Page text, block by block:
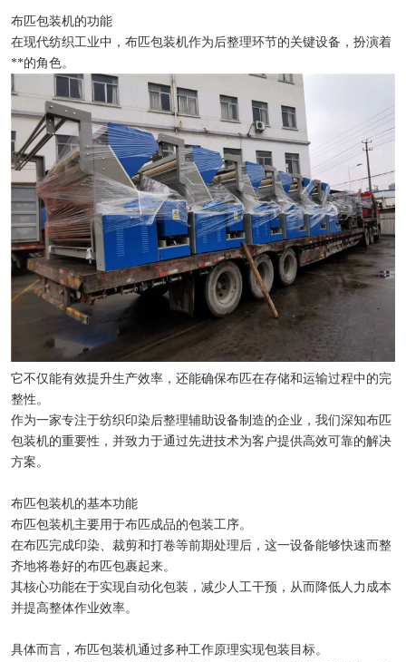
布匹包装机的功能
在现代纺织工业中，布匹包装机作为后整理环节的关键设备，扮演着
**的角色。
它不仅能有效提升生产效率，还能确保布匹在存储和运输过程中的完
整性。
作为一家专注于纺织印染后整理辅助设备制造的企业，我们深知布匹
包装机的重要性，并致力于通过先进技术为客户提供高效可靠的解决
方案。
布匹包装机的基本功能
布匹包装机主要用于布匹成品的包装工序。
在布匹完成印染、裁剪和打卷等前期处理后，这一设备能够快速而整
齐地将卷好的布匹包裹起来。
其核心功能在于实现自动化包装，减少人工干预，从而降低人力成本
并提高整体作业效率。
具体而言，布匹包装机通过多种工作原理实现包装目标。